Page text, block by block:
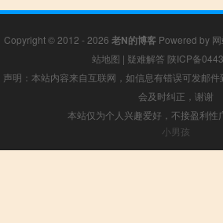
Copyright © 2012 - 2026 老N的博客Powered by
站地图 | 疑难解答 陕ICP备
声明：本站内容来自互联网，如信息有错误可发邮
会及时纠正，谢谢
本站仅为个人兴趣爱好，不接盈利性
小男孩